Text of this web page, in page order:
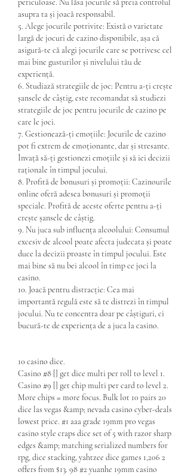
asupra ta și joacă responsabil.
5. Alege jocurile potrivite: Există o varietate
largă de jocuri de cazino disponibile, așa că
asigură-te că alegi jocurile care se potrivesc cel
mai bine gusturilor și nivelului tău de
experiență.
6. Studiază strategiile de joc: Pentru a-ți crește
șansele de câștig, este recomandat să studiezi
strategiile de joc pentru jocurile de cazino pe
care le joci.
7. Gestionează-ți emoțiile: Jocurile de cazino
pot fi extrem de emoționante, dar și stresante.
Învață să-ți gestionezi emoțiile și să iei decizii
raționale în timpul jocului.
8. Profită de bonusuri și promoții: Cazinourile
online oferă adesea bonusuri și promoții
speciale. Profită de aceste oferte pentru a-ți
crește șansele de câștig.
9. Nu juca sub influența alcoolului: Consumul
excesiv de alcool poate afecta judecata și poate
duce la decizii proaste în timpul jocului. Este
mai bine să nu bei alcool în timp ce joci la
casino.
10. Joacă pentru distracție: Cea mai
importantă regulă este să te distrezi în timpul
jocului. Nu te concentra doar pe câștiguri, ci
bucură-te de experiența de a juca la casino.
10 casino dice.
Casino #8 [] get dice multi per roll to level 1.
Casino #9 [] get chip multi per card to level 2.
More chips = more focus. Bulk lot 10 pairs 20
dice las vegas &amp; nevada casino cyber-deals
lowest price. #1 aaa grade 19mm pro vegas
casino style craps dice set of 5 with razor sharp
edges &amp; matching serialized numbers for
rpg, dice stacking, yahtzee dice games 1,206 2
offers from $13. 98 #2 yuanhe 19mm casino